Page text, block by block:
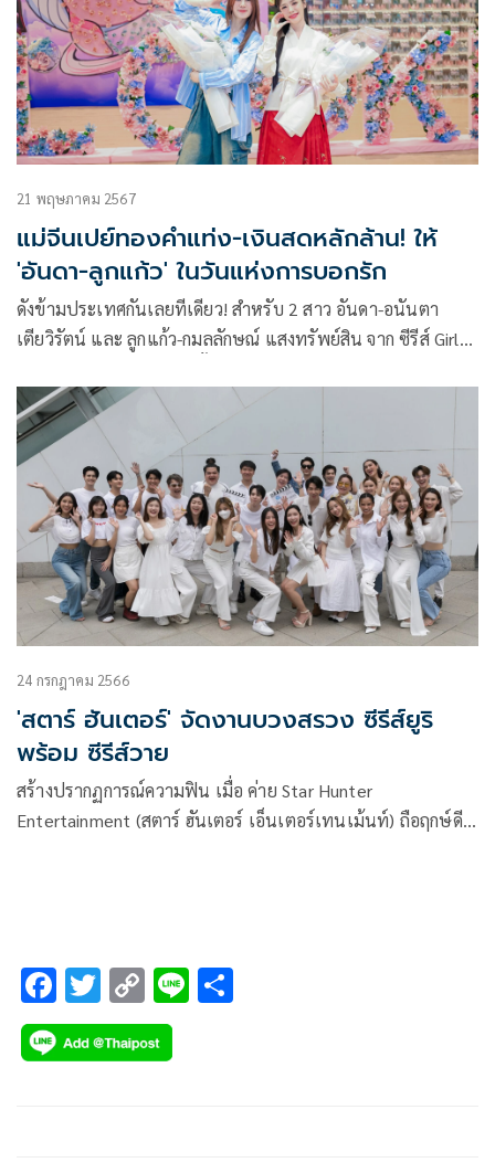
21 พฤษภาคม 2567
แม่จีนเปย์ทองคำแท่ง-เงินสดหลักล้าน! ให้
'อันดา-ลูกแก้ว' ในวันแห่งการบอกรัก
ดังข้ามประเทศกันเลยทีเดียว! สำหรับ 2 สาว อันดา-อนันตา
เตียวิรัตน์ และ ลูกแก้ว-กมลลักษณ์ แสงทรัพย์สิน จาก ซีรีส์ Girl’s
จากค่าย STAR HUNTER ENTERTAINMENT
24 กรกฎาคม 2566
'สตาร์ ฮันเตอร์' จัดงานบวงสรวง ซีรีส์ยูริ
พร้อม ซีรีส์วาย
สร้างปรากฏการณ์ความฟิน เมื่อ ค่าย Star Hunter
Entertainment (สตาร์ ฮันเตอร์ เอ็นเตอร์เทนเม้นท์) ถือฤกษ์ดี
F
ac
e
T
wi
tt
C
o
p
Li